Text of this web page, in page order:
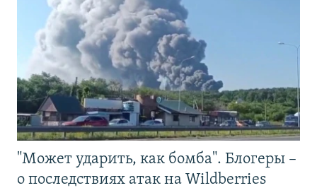
"Может ударить, как бомба". Блогеры –
о последствиях атак на Wildberries